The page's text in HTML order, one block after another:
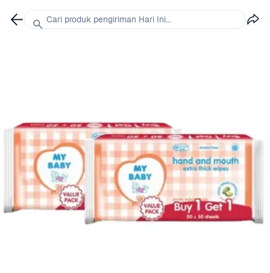
Cari produk pengiriman Hari Ini...